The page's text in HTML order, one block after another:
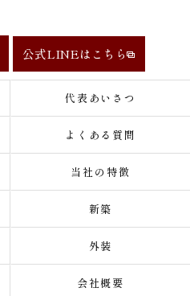
公式LINEはこちら
代表あいさつ
よくある質問
当社の特徴
新築
外装
会社概要